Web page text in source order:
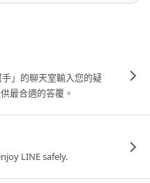
」的聊天室輸入您的疑
最合適的答覆。
LINE safely.